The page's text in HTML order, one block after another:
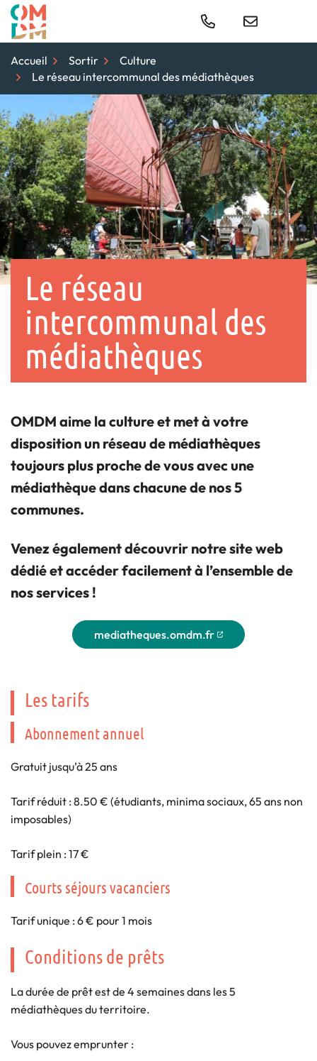
Gestion des traceurs
Aller
contenu
Accueil Sortir
Culture
Le réseau intercommunal des médiathèques
Le réseau
intercommunal des
médiathèques
OMDM aime la culture et met à votre
disposition un réseau de médiathèques
toujours plus proche de vous avec une
médiathèque dans chacune de nos 5
communes.
Venez également découvrir notre site web
dédié et accéder facilement à l’ensemble de
nos services !
mediatheques.omdm.fr
(nouvelle fenêtre)
Les tarifs
Abonnement annuel
Gratuit jusqu’à 25 ans
Tarif réduit : 8.50 € (étudiants, minima sociaux, 65 ans non
imposables)
Tarif plein : 17 €
Courts séjours vacanciers
Tarif unique : 6 € pour 1 mois
Conditions de prêts
La durée de prêt est de 4 semaines dans les 5
médiathèques du territoire.
Vous pouvez emprunter :